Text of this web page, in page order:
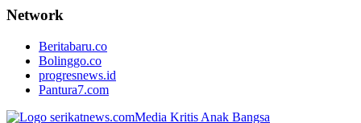
Network
Beritabaru.co
Bolinggo.co
progresnews.id
Pantura7.com